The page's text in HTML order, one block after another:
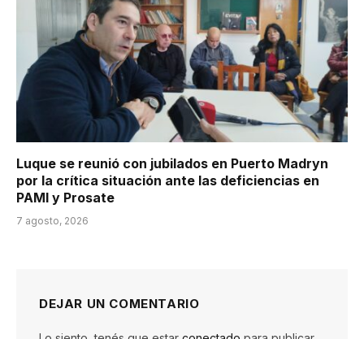
Luque se reunió con jubilados en Puerto Madryn
por la crítica situación ante las deficiencias en
PAMI y Prosate
7 agosto, 2026
DEJAR UN COMENTARIO